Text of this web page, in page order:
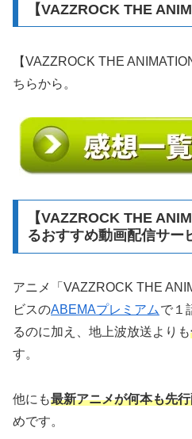
【VAZZROCK THE
【VAZZROCK THE
ちらから。
【VAZZROCK THE
るおすすめ動画配信サー
アニメ「VAZZROCK THE
ビスのABEMAプレミアム で１
るのに加え、地上波放送よりも
す。
他にも最新アニメが何本も先
めです。